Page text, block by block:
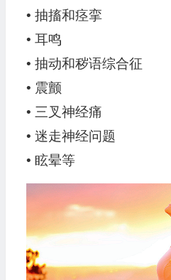
• 抽搐和痉挛
• 耳鸣
• 抽动和秽语综合征
• 震颤
• 三叉神经痛
• 迷走神经问题
• 眩晕等